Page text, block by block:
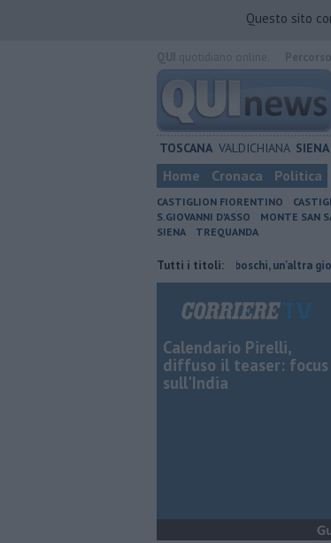
Questo sito
TOSCANA VALDICHIANA SIENA
Home Cronaca Politica
CASTIGLION FIORENTINO
S.GIOVANNI D'ASSO
MONTE SAN
SIENA
TREQUANDA
Tutti i titoli:
Incendi nei boschi, un'altra giornata
Calendario Pirelli,
diffuso il teaser: focus
sull'India